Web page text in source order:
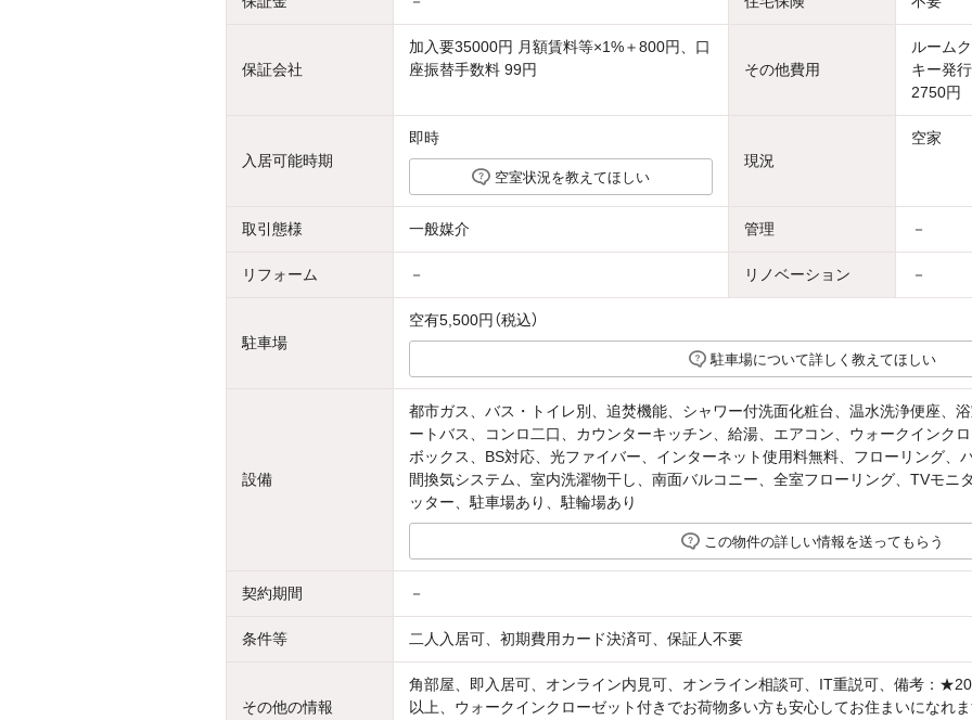
保証会社
加入要35000円 月額賃料等×1%＋800円、口
座振替手数料 99円
その他費用
ルーム
キー発
2750円
入居可能時期
即時
空室状況を教えてほしい
現況
空家
取引態様 一般媒介 管理 －
リフォーム － リノベーション －
駐車場
空有5,500円（税込）
駐車場について詳しく教えてほしい
設備
都市ガス、バス・トイレ別、追焚機能、シャワー付洗面化粧台、温水洗浄便座、
ートバス、コンロ二口、カウンターキッチン、給湯、エアコン、ウォークインク
ボックス、BS対応、光ファイバー、インターネット使用料無料、フローリング、
間換気システム、室内洗濯物干し、南面バルコニー、全室フローリング、TVモニ
ッター、駐車場あり、駐輪場あり
この物件の詳しい情報を送ってもらう
契約期間 －
条件等 二人入居可、初期費用カード決済可、保証人不要
その他の情報
角部屋、即入居可、オンライン内見可、オンライン相談可、IT重説可、備考：
以上、ウォークインクローゼット付きでお荷物多い方も安心してお住まいにな